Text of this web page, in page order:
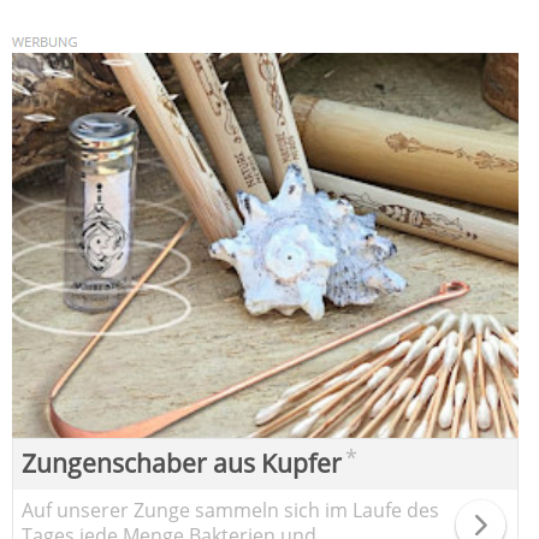
Zungenschaber aus Kupfer*
Auf unserer Zunge sammeln sich im Laufe des